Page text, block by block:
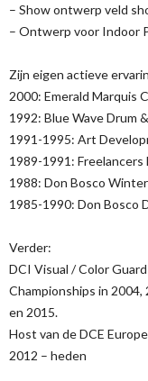
– Show ontwerp veld
– Ontwerp voor Indoor
Zijn eigen actieve
2000: Emerald Marquis
1992: Blue Wave Drum
1991-1995: Art
1989-1991: Freelancers
1988: Don Bosco
1985-1990: Don Bosco
Verder:
DCI Visual / Color
Championships in 2004,
en 2015.
Host van de DCE
2012 – heden